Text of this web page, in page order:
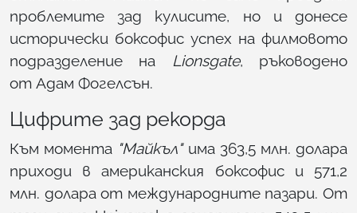
проблемите зад кулисите, но и донесе
исторически боксофис успех на филмовото
подразделение на
Lionsgate, ръководено
от Адам Фогелсън.
Цифрите зад рекорда
Към момента "Майкъл" има 363,5 млн. долара
приходи в американския боксофис и 571,2
млн. долара от международните пазари. От